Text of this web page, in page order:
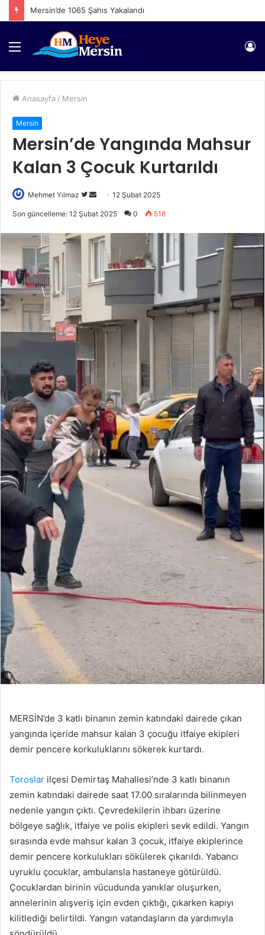
Mersin’de 1065 Şahıs Yakalandı
Menü
Anasayfa / Mersin
Mersin
Mersin’de Yangında Mahsur
Kalan 3 Çocuk Kurtarıldı
Mehmet Yılmaz
Twitter'da
Bir
göndermek
12 Şubat 2025
Son güncelleme: 12 Şubat 2025 0 518
MERSİN’de 3 katlı binanın zemin katındaki dairede çıkan
yangında içeride mahsur kalan 3 çocuğu itfaiye ekipleri
demir pencere korkuluklarını sökerek kurtardı.
Toroslar ilçesi Demirtaş Mahallesi’nde 3 katlı binanın
zemin katındaki dairede saat 17.00 sıralarında bilinmeyen
nedenle yangın çıktı. Çevredekilerin ihbarı üzerine
bölgeye sağlık, itfaiye ve polis ekipleri sevk edildi. Yangın
sırasında evde mahsur kalan 3 çocuk, itfaiye ekiplerince
demir pencere korkulukları sökülerek çıkarıldı. Yabancı
uyruklu çocuklar, ambulansla hastaneye götürüldü.
Çocuklardan birinin vücudunda yanıklar oluşurken,
annelerinin alışveriş için evden çıktığı, çıkarken kapıyı
kilitlediği belirtildi. Yangın vatandaşların da yardımıyla